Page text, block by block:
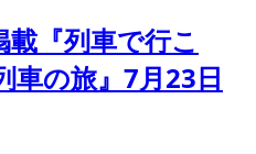
『列車で行こ
車の旅』7月23日